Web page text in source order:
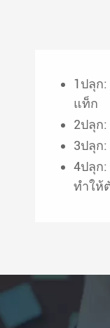
1ปลุก
แท็ก
2ปลุก
3ปลุก
4ปลุก
ทำให้